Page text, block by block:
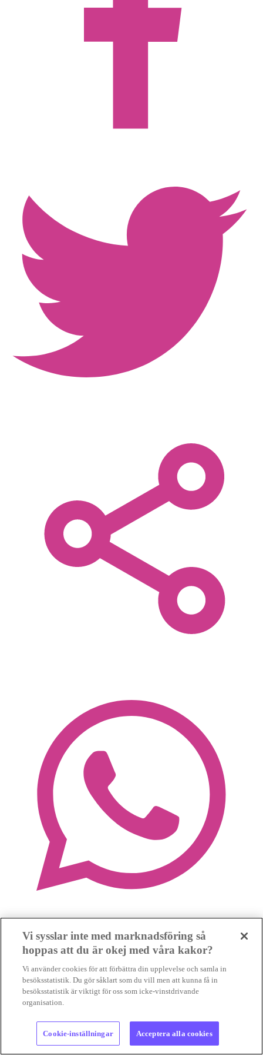
Vi sysslar inte med marknadsföring så
hoppas att du är okej med våra kakor?
Vi använder cookies för att förbättra din upplevelse och samla in
besöksstatistik. Du gör såklart som du vill men att kunna få in
besöksstatistik är viktigt för oss som icke-vinstdrivande
organisation.
Cookie-inställningar Acceptera alla cookies